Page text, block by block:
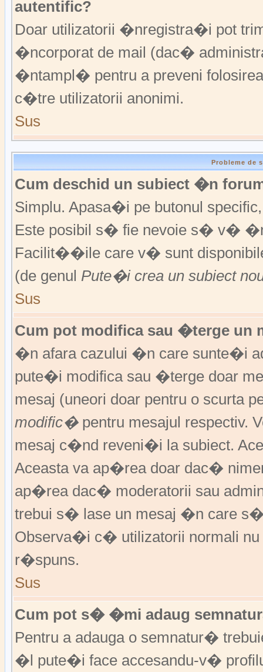
autentific?
Doar utilizatorii �nregistra�i pot
�ncorporat de mail (dac�
�ntampl� pentru a preveni
c�tre utilizatorii anonimi.
Sus
Probleme de
Cum deschid un subiect �n
Simplu. Apasa�i pe butonul
Este posibil s� fie nevoie s� v�
Facilit��ile care v� sunt
(de genul Pute�i crea un subiect
Sus
Cum pot modifica sau �terge un
�n afara cazului �n care sunte�i
pute�i modifica sau �terge doar
mesaj (uneori doar pentru o
modific�pentru mesajul respectiv.
mesaj c�nd reveni�i la subiect.
Aceasta va ap�rea doar dac�
ap�rea dac� moderatorii sau
trebui s� lase un mesaj �n care
Observa�i c� utilizatorii normali
r�spuns.
Sus
Cum pot s� �mi adaug
Pentru a adauga o semnatur�
�l pute�i face accesandu-v�